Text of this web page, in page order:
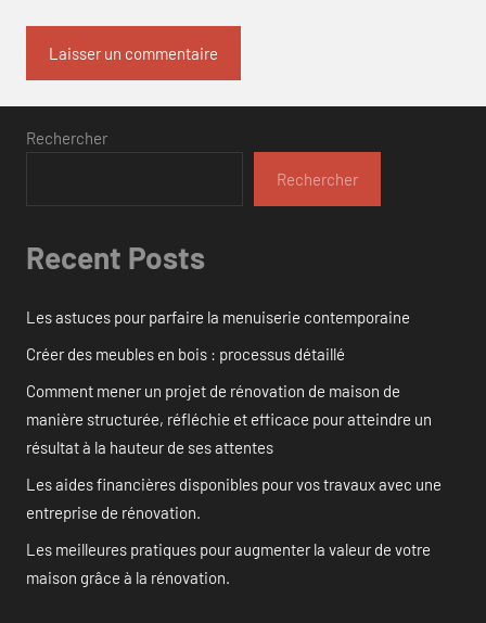
Rechercher
Rechercher
Recent Posts
Les astuces pour parfaire la menuiserie contemporaine
Créer des meubles en bois : processus détaillé
Comment mener un projet de rénovation de maison de
manière structurée, réfléchie et efficace pour atteindre un
résultat à la hauteur de ses attentes
Les aides financières disponibles pour vos travaux avec une
entreprise de rénovation.
Les meilleures pratiques pour augmenter la valeur de votre
maison grâce à la rénovation.